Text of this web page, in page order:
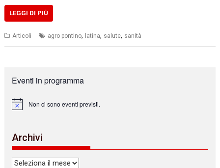
LEGGI DI PIÙ
Articoli agro pontino, latina, salute, sanità
Eventi in programma
N
c
e
Non ci sono eventi previsti.
Archivi
Archivi